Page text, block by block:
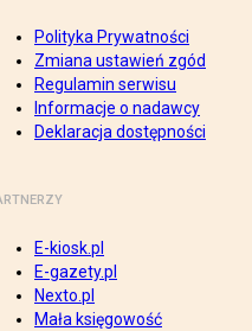
Polityka Prywatności
Zmiana ustawień zgód
Regulamin serwisu
Informacje o nadawcy
Deklaracja dostępności
E-kiosk.pl
E-gazety.pl
Nexto.pl
Mała księgowość